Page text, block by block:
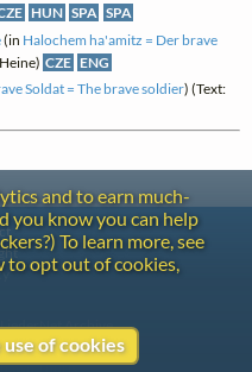
HUN SPA SPA
(in Halochem ha'amitz = Der brave
CZE ENG
Soldat = The brave soldier) (Text:
and to earn much-
you know you can help
To learn more, see
to opt out of cookies,
of cookies
Archive
Thuris